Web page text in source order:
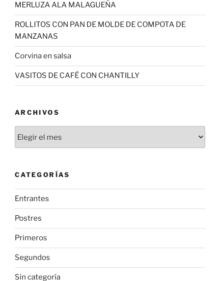
MERLUZA ALA MALAGUEÑA
ROLLITOS CON PAN DE MOLDE DE COMPOTA DE
MANZANAS
Corvina en salsa
VASITOS DE CAFÉ CON CHANTILLY
ARCHIVOS
CATEGORÍAS
Entrantes
Postres
Primeros
Segundos
Sin categoría